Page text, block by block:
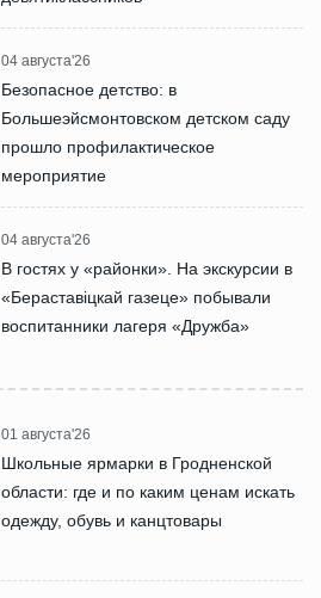
04 августа'26
Безопасное детство: в
Большеэйсмонтовском детском саду
прошло профилактическое
мероприятие
04 августа'26
В гостях у «районки». На экскурсии в
«Бераставіцкай газеце» побывали
воспитанники лагеря «Дружба»
01 августа'26
Школьные ярмарки в Гродненской
области: где и по каким ценам искать
одежду, обувь и канцтовары